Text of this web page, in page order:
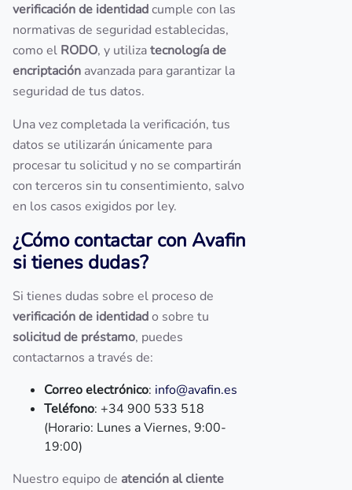
verificación de identidadcumple con las
normativas de seguridad establecidas,
como el RODO, y utilizatecnología de
encriptación avanzada para garantizar la
seguridad de tus datos.
Una vez completada la verificación, tus
datos se utilizarán únicamente para
procesar tu solicitud y no se compartirán
con terceros sin tu consentimiento, salvo
en los casos exigidos por ley.
¿Cómo contactar con Avafin
si tienes dudas?
Si tienes dudas sobre el proceso de
verificación de identidado sobre tu
solicitud de préstamo, puedes
contactarnos a través de:
Correo electrónico: info@avafin.es
Teléfono: +34 900 533 518
(Horario: Lunes a Viernes, 9:00-
19:00)
Nuestro equipo de atención al cliente